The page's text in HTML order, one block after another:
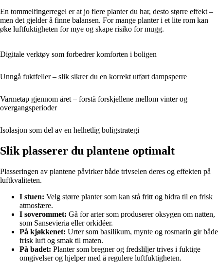
En tommelfingerregel er at jo flere planter du har, desto større effekt –
men det gjelder å finne balansen. For mange planter i et lite rom kan
øke luftfuktigheten for mye og skape risiko for mugg.
Digitale verktøy som forbedrer komforten i boligen
Unngå fuktfeller – slik sikrer du en korrekt utført dampsperre
Varmetap gjennom året – forstå forskjellene mellom vinter og
overgangsperioder
Isolasjon som del av en helhetlig boligstrategi
Slik plasserer du plantene optimalt
Plasseringen av plantene påvirker både trivselen deres og effekten på
luftkvaliteten.
I stuen: Velg større planter som kan stå fritt og bidra til en frisk
atmosfære.
I soverommet: Gå for arter som produserer oksygen om natten,
som Sansevieria eller orkidéer.
På kjøkkenet: Urter som basilikum, mynte og rosmarin gir både
frisk luft og smak til maten.
På badet: Planter som bregner og fredsliljer trives i fuktige
omgivelser og hjelper med å regulere luftfuktigheten.